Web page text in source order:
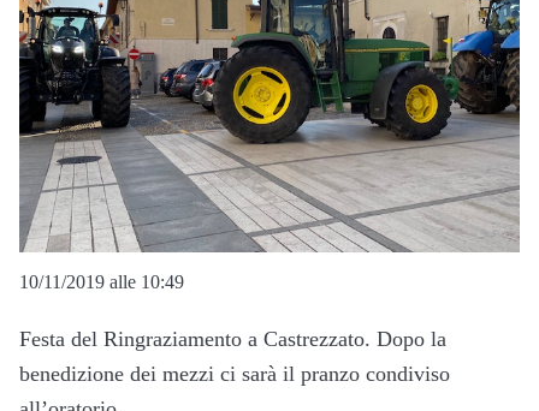
10/11/2019 alle 10:49
Festa del Ringraziamento a Castrezzato. Dopo la
benedizione dei mezzi ci sarà il pranzo condiviso